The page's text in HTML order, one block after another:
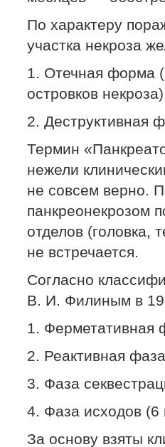
По характеру
участка некроза
1. Отечная форма
островков
2. Деструктивная
Термин
нежели
не совсем верно.
панкреонекрозом
отделов (головка,
не встречается.
Согласно
В. И. Филиным в
1. Ферметативная
2. Реактивная
3. Фаза
4. Фаза исходов (6
За основу взяты